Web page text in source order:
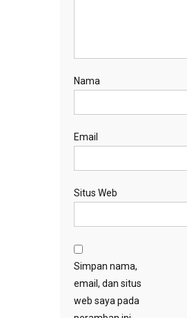
Nama
Email
Situs Web
Simpan nama,
email, dan situs
web saya pada